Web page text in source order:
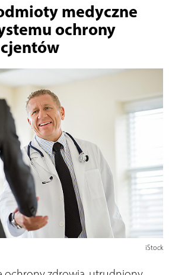
medyczne
ochrony
iStock